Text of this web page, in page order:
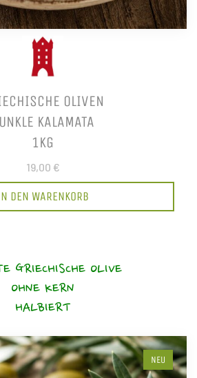
OLIVEN
KALAMATA
1KG
19,00 €
DEN WARENKORB
GRIECHISCHE OLIVE
OHNE KERN
HALBIERT
NEU